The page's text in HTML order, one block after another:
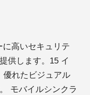
高いセキュリテ
供します。15 イ
優れたビジュアル
モバイルシンクラ